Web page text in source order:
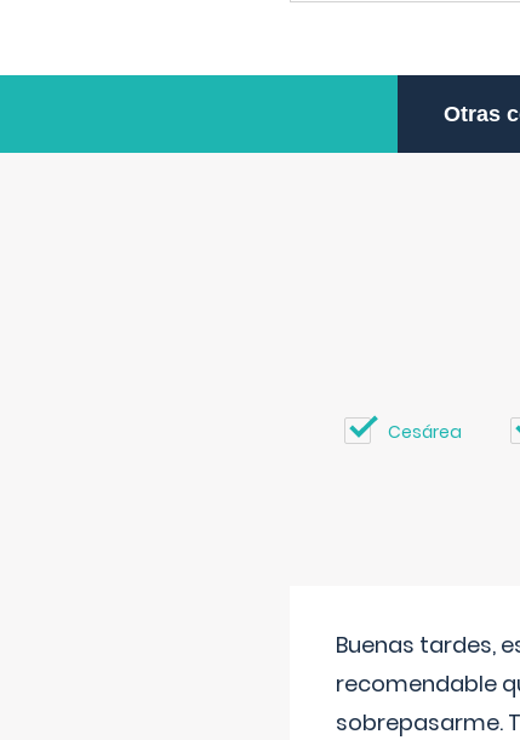
Otras
Cesárea
Buenas tardes,
recomendable
sobrepasarme.